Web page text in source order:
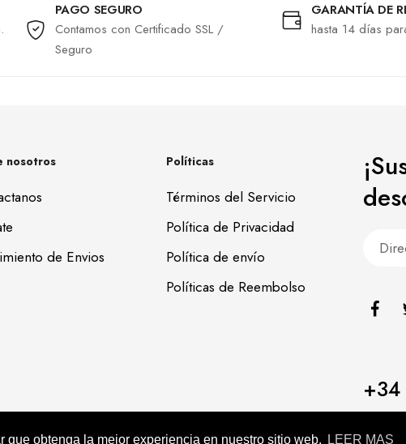
que obtenga la mejor experiencia en nuestro sitio web. LEER MAS
PAGO SEGURO
Contamos con Certificado SSL /
Seguro
GARANTÍA DE
hasta 14 días
nosotros
de Envios
Políticas
Términos del Servicio
Política de Privacidad
Política de envío
Políticas de Reembolso
+34
Support by Kepos365